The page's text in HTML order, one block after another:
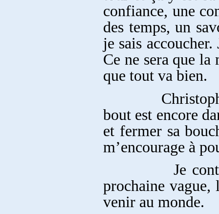
confiance, une
des temps, un
je sais
Ce ne sera que
que tout va bien.
Christophe lui
bout est encore
et fermer sa
m’encourage à
Je continue
prochaine vague,
venir au monde.